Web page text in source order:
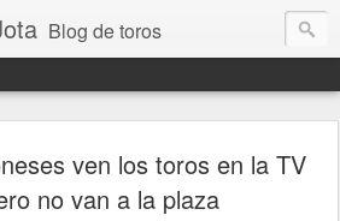
Blog de toros
ven los toros en la TV
no van a la plaza